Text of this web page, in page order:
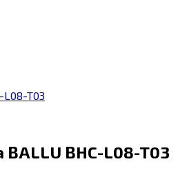
L08-T03
BALLU BHC-L08-T03